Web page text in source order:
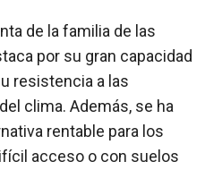
de la familia de las
por su gran capacidad
resistencia a las
clima. Además, se ha
rentable para los
acceso o con suelos